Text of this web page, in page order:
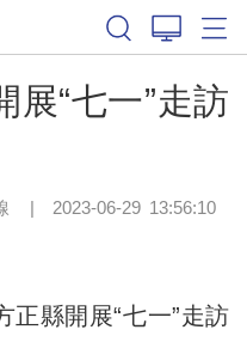
展“七一”走訪
| 2023-06-29 13:56:10
正縣開展“七一”走訪